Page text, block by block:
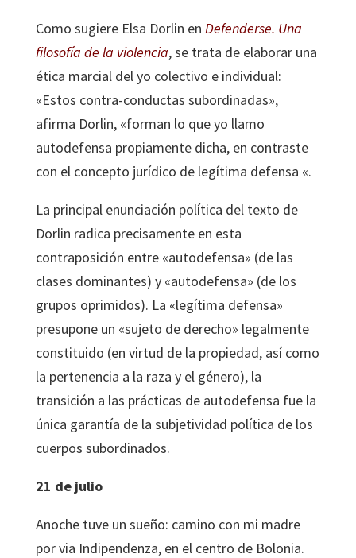
Como sugiere Elsa Dorlin en Defenderse. Una
filosofía de la violencia, se trata de elaborar una
ética marcial del yo colectivo e individual:
«Estos contra-conductas subordinadas»,
afirma Dorlin, «forman lo que yo llamo
autodefensa propiamente dicha, en contraste
con el concepto jurídico de legítima defensa «.
La principal enunciación política del texto de
Dorlin radica precisamente en esta
contraposición entre «autodefensa» (de las
clases dominantes) y «autodefensa» (de los
grupos oprimidos). La «legítima defensa»
presupone un «sujeto de derecho» legalmente
constituido (en virtud de la propiedad, así como
la pertenencia a la raza y el género), la
transición a las prácticas de autodefensa fue la
única garantía de la subjetividad política de los
cuerpos subordinados.
21 de julio
Anoche tuve un sueño: camino con mi madre
por via Indipendenza, en el centro de Bolonia.